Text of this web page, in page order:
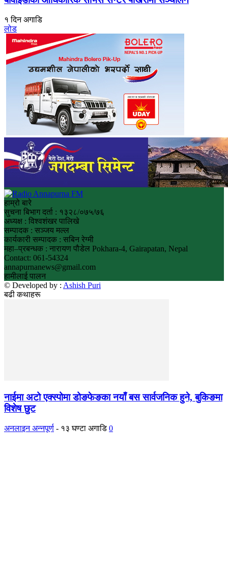
१ दिन अगाडि
लोड
हाम्रो बारे
सुचना बिभाग दर्ता : १३२८/०७५/७६
अध्यक्ष : विश्वशंखर पालिखे
सम्पादक : सञ्जय मल्ल
कार्यकारी सम्पादक : सबिन रेग्मी
महा–प्रबन्धक : नारायण पौडेल Pokhara-4, Gairapatan, Nepal
Contact: 061-54324
annapurnanews@gmail.com
हामीलाई पालन
© Developed by : Ashish Puri
बढी कथाहरू
नाईमा अटो एक्स्पोमा डोङफेङका नयाँ बस सार्वजनिक हुने, बुकिङमा
विशेष छुट
अनलाइन अन्नपूर्ण - १३ घण्टा अगाडि 0